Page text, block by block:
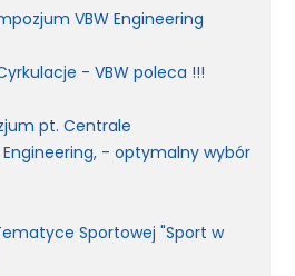
VBW Engineering
- VBW poleca !!!
pt. Centrale
- optymalny wybór
Sportowej "Sport w